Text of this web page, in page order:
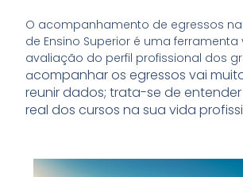
O acompanhamento de egressos
de Ensino Superior é uma
avaliação do perfil profissional dos
acompanhar os egressos vai
reunir dados; trata-se de
real dos cursos na sua vida